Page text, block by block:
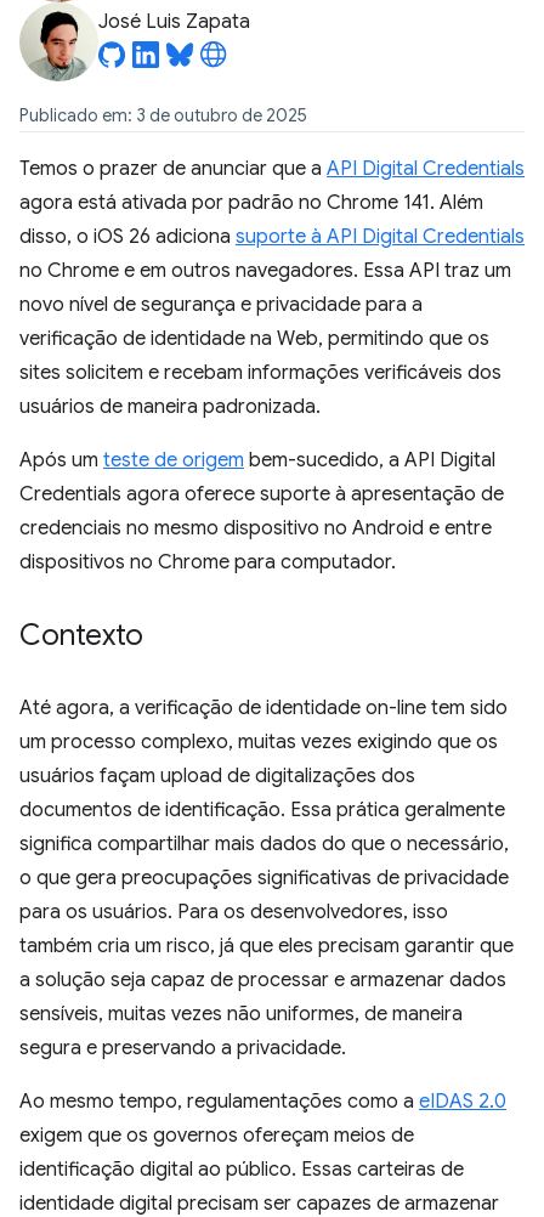
José Luis Zapata
Publicado em: 3 de outubro de 2025
Temos o prazer de anunciar que a API Digital Credentials
agora está ativada por padrão no Chrome 141. Além
disso, o iOS 26 adiciona suporte à API Digital Credentials
no Chrome e em outros navegadores. Essa API traz um
novo nível de segurança e privacidade para a
verificação de identidade na Web, permitindo que os
sites solicitem e recebam informações verificáveis dos
usuários de maneira padronizada.
Após um teste de origem bem-sucedido, a API Digital
Credentials agora oferece suporte à apresentação de
credenciais no mesmo dispositivo no Android e entre
dispositivos no Chrome para computador.
Contexto
Até agora, a verificação de identidade on-line tem sido
um processo complexo, muitas vezes exigindo que os
usuários façam upload de digitalizações dos
documentos de identificação. Essa prática geralmente
significa compartilhar mais dados do que o necessário,
o que gera preocupações significativas de privacidade
para os usuários. Para os desenvolvedores, isso
também cria um risco, já que eles precisam garantir que
a solução seja capaz de processar e armazenar dados
sensíveis, muitas vezes não uniformes, de maneira
segura e preservando a privacidade.
Ao mesmo tempo, regulamentações como a eIDAS 2.0
exigem que os governos ofereçam meios de
identificação digital ao público. Essas carteiras de
identidade digital precisam ser capazes de armazenar